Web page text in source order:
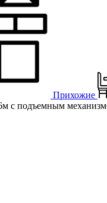
Прихожие
с подъемным